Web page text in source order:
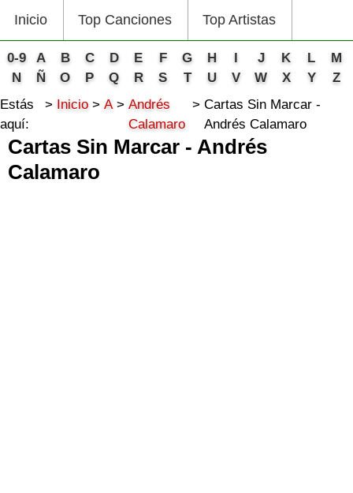
Inicio Top Canciones Top Artistas
0-9 A B C D E F G H I J K L
M
N
Ñ O P Q R S T U V W X Y
Z
Estás
aquí:
Inicio A
Andrés
Calamaro
Cartas Sin Marcar -
Andrés Calamaro
Cartas Sin Marcar - Andrés
Calamaro